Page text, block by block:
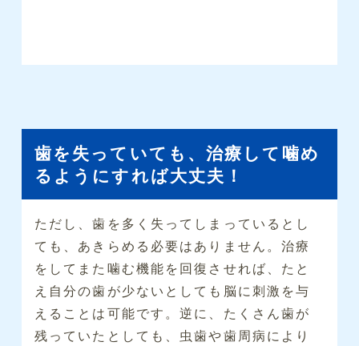
歯を失っていても、治療して噛め
るようにすれば大丈夫！
ただし、歯を多く失ってしまっているとし
ても、あきらめる必要はありません。治療
をしてまた噛む機能を回復させれば、たと
え自分の歯が少ないとしても脳に刺激を与
えることは可能です。逆に、たくさん歯が
残っていたとしても、虫歯や歯周病により